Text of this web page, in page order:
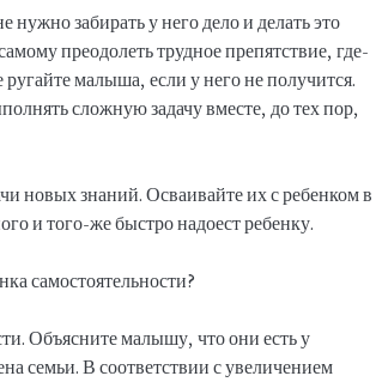
нужно забирать у него дело и делать это
преодолеть трудное препятствие, где-
малыша, если у него не получится.
сложную задачу вместе, до тех пор,
знаний. Осваивайте их с ребенком в
и того-же быстро надоест ребенку.
Объясните малышу, что они есть у
семьи. В соответствии с увеличением